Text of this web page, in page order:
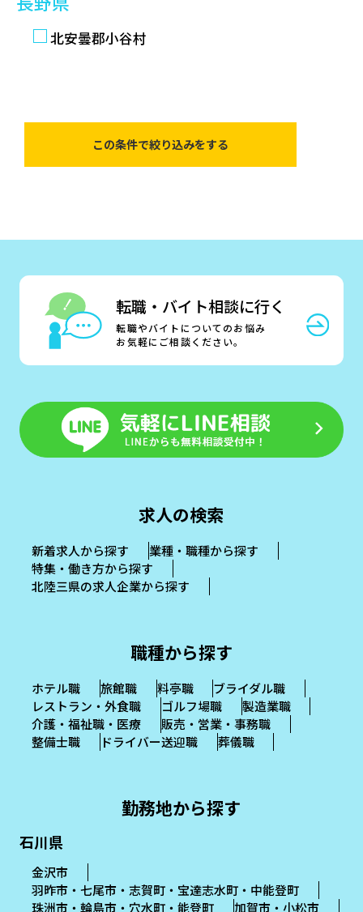
北安曇郡小谷村
転職・バイト相談に行く
転職やバイトについてのお悩み
お気軽にご相談ください。
求人の検索
新着求人から探す
業種・職種から探す
特集・働き方から探す
北陸三県の求人企業から探す
職種から探す
ホテル職 旅館職 料亭職
ブライダル職
レストラン・外食職
ゴルフ場職
製造業職
介護・福祉職・医療
販売・営業・事務職
整備士職
ドライバー送迎職 葬儀職
勤務地から探す
石川県
金沢市
羽昨市・七尾市・志賀町・宝達志水町・中能登町
珠洲市・輪島市・穴水町・能登町
加賀市・小松市